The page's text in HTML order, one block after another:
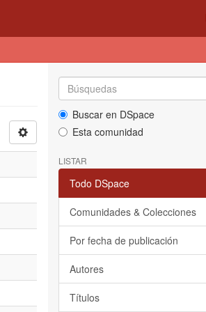
Buscar en DSpace
Esta comunidad
LISTAR
Todo DSpace
Comunidades & Colecciones
Por fecha de publicación
Autores
Títulos